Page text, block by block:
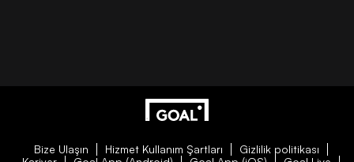
Bize Ulaşın Hizmet Kullanım Şartları
Gizlilik politikası